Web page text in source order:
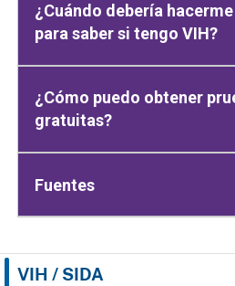
VIH / SIDA
¿Cuándo debería
para saber si tengo VIH?
¿Cómo puedo obtener
gratuitas?
Fuentes